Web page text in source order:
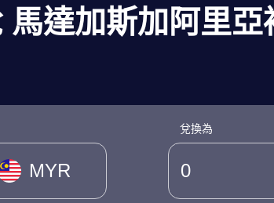
達加斯加阿里亞
MYR
兌換為